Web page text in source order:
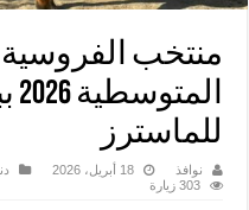
منتخب الفروسية
للماسترز
نوافذ 18 أبريل، 2026
303 زيارة